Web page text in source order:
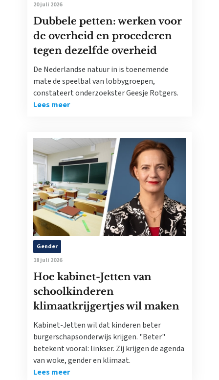
20 juli 2026
Dubbele petten: werken voor
de overheid en procederen
tegen dezelfde overheid
De Nederlandse natuur in is toenemende
mate de speelbal van lobbygroepen,
constateert onderzoekster Geesje Rotgers.
Lees meer
Gender
18 juli 2026
Hoe kabinet-Jetten van
schoolkinderen
klimaatkrijgertjes wil maken
Kabinet-Jetten wil dat kinderen beter
burgerschapsonderwijs krijgen. "Beter"
betekent vooral: linkser. Zij krijgen de agenda
van woke, gender en klimaat.
Lees meer